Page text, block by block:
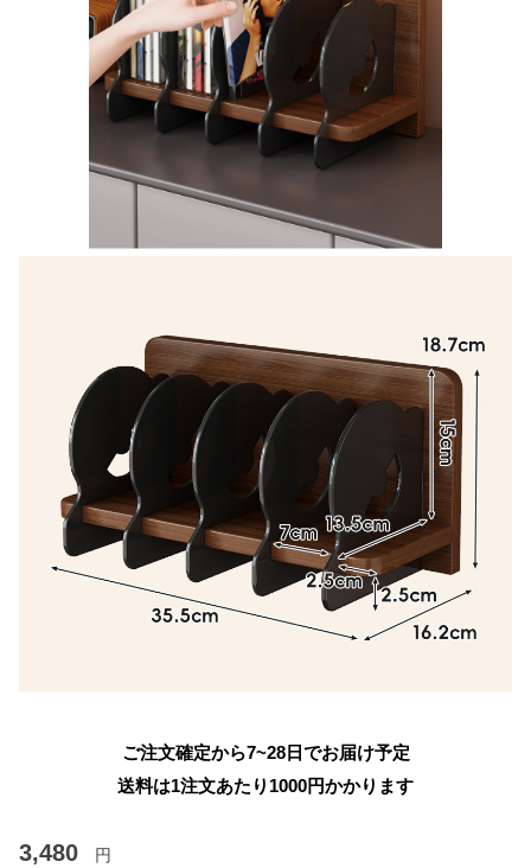
ご注文確定から7~28日でお届け予定
送料は1注文あたり 1000円かかります
3,480 円